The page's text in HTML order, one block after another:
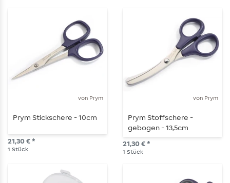
von Prym
Prym Stickschere - 10cm
21,30 € *
1 Stück
von Prym
Prym Stoffschere -
gebogen - 13,5cm
21,30 € *
1 Stück